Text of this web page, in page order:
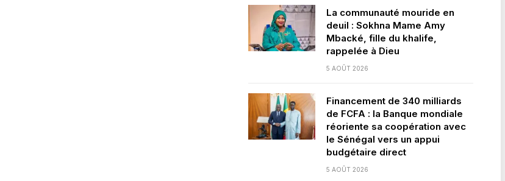
La communauté mouride en
deuil : Sokhna Mame Amy
Mbacké, fille du khalife,
rappelée à Dieu
5 AOÛT 2026
Financement de 340 milliards
de FCFA : la Banque mondiale
réoriente sa coopération avec
le Sénégal vers un appui
budgétaire direct
5 AOÛT 2026